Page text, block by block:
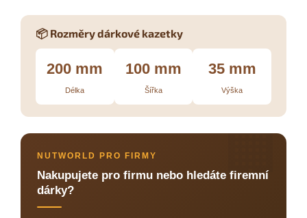
📦 Rozměry dárkové kazetky
200 mm
Délka
100 mm
Šířka
35 mm
Výška
🏢
NUTWORLD PRO FIRMY
Nakupujete pro firmu nebo hledáte firemní
dárky?